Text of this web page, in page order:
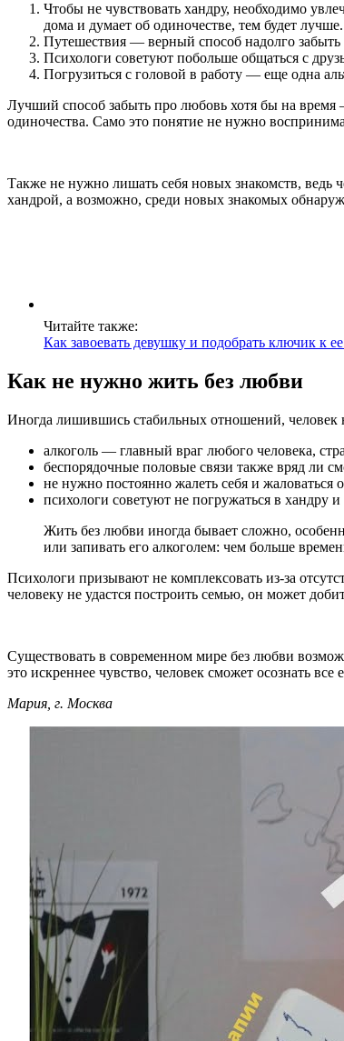
Чтобы не чувствовать хандру, необходимо
дома и думает об одиночестве, тем будет лучше.
Путешествия — верный способ надолго забыть
Психологи советуют побольше общаться с
Погрузиться с головой в работу — еще одна
Лучший способ забыть про любовь хотя бы на время
одиночества. Само это понятие не нужно
Также не нужно лишать себя новых знакомств, ведь
хандрой, а возможно, среди новых знакомых
Читайте также:
Как завоевать девушку и подобрать ключик к
Как не нужно жить без любви
Иногда лишившись стабильных отношений, человек
алкоголь — главный враг любого человека,
беспорядочные половые связи также вряд ли
не нужно постоянно жалеть себя и
психологи советуют не погружаться в хандру
Жить без любви иногда бывает сложно,
или запивать его алкоголем: чем больше
Психологи призывают не комплексовать из-за
человеку не удастся построить семью, он может
Существовать в современном мире без любви
это искреннее чувство, человек сможет осознать
Мария, г. Москва